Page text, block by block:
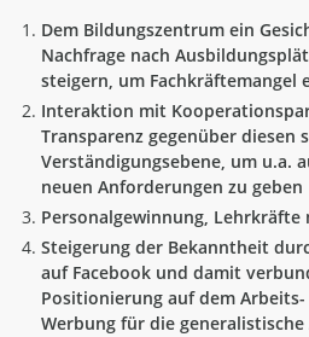
Dem Bildungszentrum ein
Nachfrage nach
steigern, um Fachkräftemangel
Interaktion mit
Transparenz gegenüber diesen
Verständigungsebene, um u.a.
neuen Anforderungen zu geben
Personalgewinnung, Lehrkräfte
Steigerung der Bekanntheit
auf Facebook und damit
Positionierung auf dem
Werbung für die